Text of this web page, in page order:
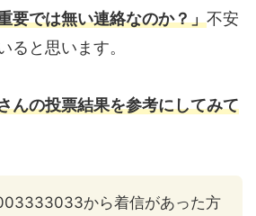
要では無い連絡なのか？」不安
ると思います。
んの投票結果を参考にしてみて
から着信があった方